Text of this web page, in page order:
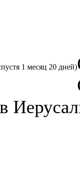
1 месяц 20 дней)